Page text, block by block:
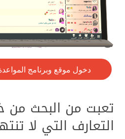
دخول موقع وبرنامج
تعبت من البحث من
التعارف التي لا